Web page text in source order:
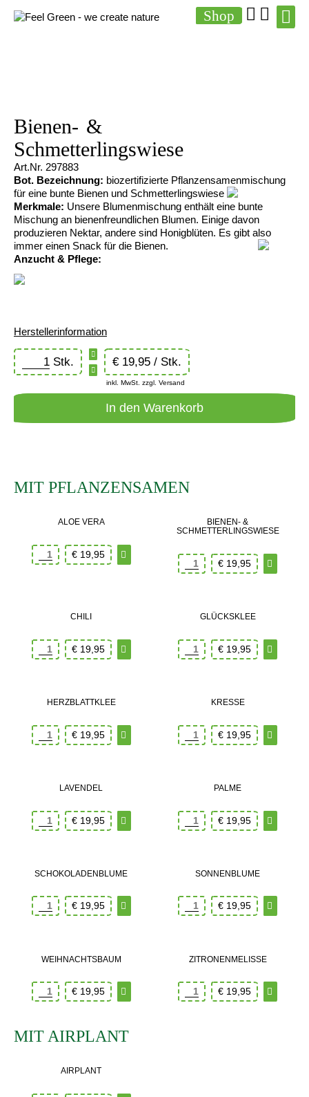
Shop
Bienen- &
Schmetterlingswiese
Art.Nr. 297883
Bot. Bezeichnung: biozertifizierte Pflanzensamenmischung
für eine bunte Bienen und Schmetterlingswiese
Merkmale: Unsere Blumenmischung enthält eine bunte
Mischung an bienenfreundlichen Blumen. Einige davon
produzieren Nektar, andere sind Honigblüten. Es gibt also
immer einen Snack für die Bienen.
Anzucht & Pflege:
Herstellerinformation
Stk. € 19,95 / Stk.
inkl. MwSt. zzgl. Versand
MIT PFLANZENSAMEN
ALOE VERA
€19,95
BIENEN- &
SCHMETTERLINGSWIESE
€ 19,95
CHILI
€19,95
GLÜCKSKLEE
€ 19,95
HERZBLATTKLEE
€19,95
KRESSE
€ 19,95
LAVENDEL
€19,95
PALME
€ 19,95
SCHOKOLADENBLUME
€19,95
SONNENBLUME
€ 19,95
WEIHNACHTSBAUM
€19,95
ZITRONENMELISSE
€ 19,95
MIT AIRPLANT
AIRPLANT